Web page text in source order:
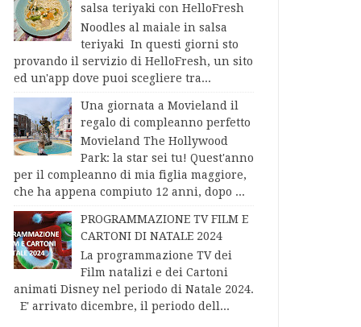
salsa teriyaki con HelloFresh
Noodles al maiale in salsa
teriyaki In questi giorni sto
provando il servizio di HelloFresh, un sito
ed un'app dove puoi scegliere tra...
Una giornata a Movieland il
regalo di compleanno perfetto
Movieland The Hollywood
Park: la star sei tu! Quest'anno
per il compleanno di mia figlia maggiore,
che ha appena compiuto 12 anni, dopo ...
PROGRAMMAZIONE TV FILM E
CARTONI DI NATALE 2024
La programmazione TV dei
Film natalizi e dei Cartoni
animati Disney nel periodo di Natale 2024.
E' arrivato dicembre, il periodo dell...